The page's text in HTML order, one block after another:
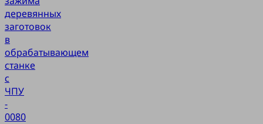
деревянных
заготовок
в
обрабатывающем
станке
с
ЧПУ
-
0080